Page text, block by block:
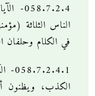
058.7.2.4- الآيات
الناس الثلاثة
في الكلام
058.7.2.4.1- الآيات
الكذب، ويظنون